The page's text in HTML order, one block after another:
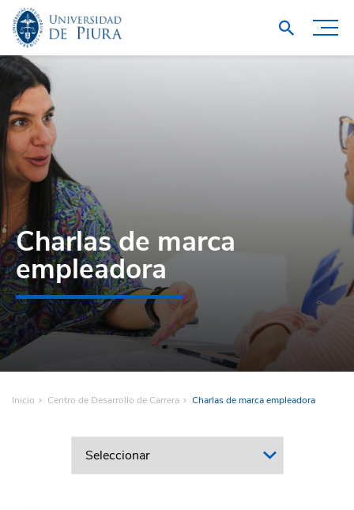
Charlas de marca
empleadora
Inicio Centro de Desarrollo de Carrera Charlas de marca empleadora